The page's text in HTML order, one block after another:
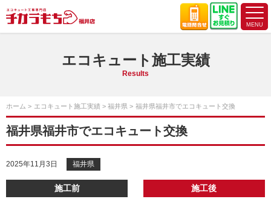
エコキュート施工実績
Results
ホーム エコキュート施工実績 福井県 福井県福井市でエコキュート交換
福井県福井市でエコキュート交換
2025年11月3日 福井県
施工前 施工後